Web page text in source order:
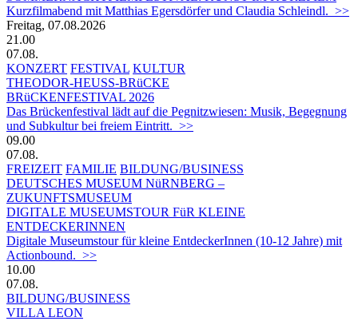
Kurzfilmabend mit Matthias Egersdörfer und Claudia Schleindl. >>
Freitag, 07.08.2026
21.00
07.08.
KONZERT FESTIVAL KULTUR
THEODOR-HEUSS-BRüCKE
BRüCKENFESTIVAL 2026
Das Brückenfestival lädt auf die Pegnitzwiesen: Musik, Begegnung
und Subkultur bei freiem Eintritt. >>
09.00
07.08.
FREIZEIT FAMILIE BILDUNG/BUSINESS
DEUTSCHES MUSEUM NüRNBERG –
ZUKUNFTSMUSEUM
DIGITALE MUSEUMSTOUR FüR KLEINE
ENTDECKERINNEN
Digitale Museumstour für kleine EntdeckerInnen (10-12 Jahre) mit
Actionbound. >>
10.00
07.08.
BILDUNG/BUSINESS
VILLA LEON